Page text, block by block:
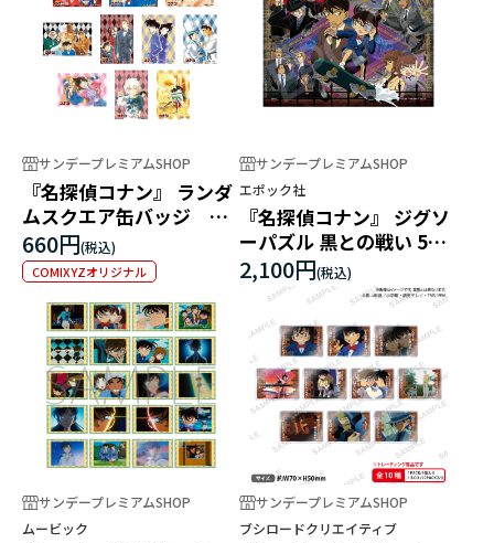
サンデープレミアムSHOP
『名探偵コナン』 ランダ
ムスクエア缶バッジ 第3
弾
660円
COMIXYZオリジナル
サンデープレミアムSHOP
エポック社
『名探偵コナン』 ジグソ
ーパズル 黒との戦い 500
スーパースモールピース
2,100円
サンデープレミアムSHOP
ムービック
サンデープレミアムSHOP
ブシロードクリエイティブ